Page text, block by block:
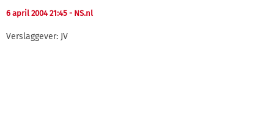
6 april 2004 21:45 - NS.nl
Verslaggever: JV